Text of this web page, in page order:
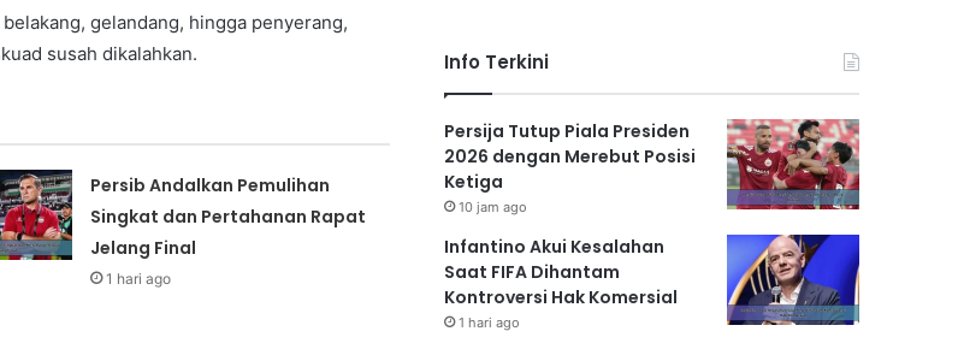
gelandang, hingga penyerang,
susah dikalahkan.
Persib Andalkan Pemulihan
Singkat dan Pertahanan Rapat
Jelang Final
1 hari ago
Info Terkini
Persija Tutup Piala Presiden
2026 dengan Merebut Posisi
Ketiga
10 jam ago
Infantino Akui Kesalahan
Saat FIFA Dihantam
Kontroversi Hak Komersial
1 hari ago